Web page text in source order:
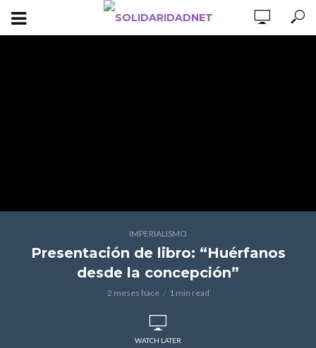
IMPERIALISMO
Presentación de libro: “Huérfanos
desde la concepción”
2 meses hace 1 min read
WATCH LATER